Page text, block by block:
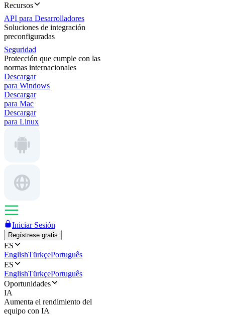
Recursos
API para Desarrolladores
Soluciones de integración
preconfiguradas
Seguridad
Protección que cumple con las
normas internacionales
Descargar
para Windows
Descargar
para Mac
Descargar
para Linux
Iniciar Sesión
Regístrese gratis
ES
EnglishTürkçePortuguês
ES
EnglishTürkçePortuguês
Oportunidades
IA
Aumenta el rendimiento del
equipo con IA